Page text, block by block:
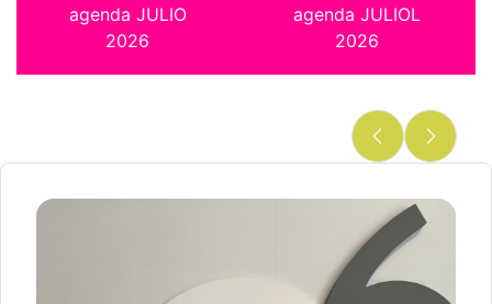
agenda JULIO
2026
agenda JULIOL
2026